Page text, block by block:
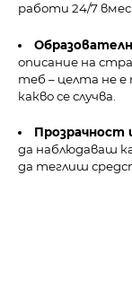
работи 24/7
описание на
теб – целта не е
какво се случва.
Прозрачност
да наблюдаваш
да теглиш